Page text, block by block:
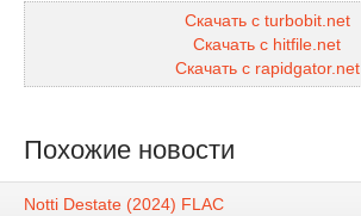
Скачать с turbobit.net
Скачать с hitfile.net
Скачать с rapidgator.net
Похожие новости
Notti Destate (2024) FLAC